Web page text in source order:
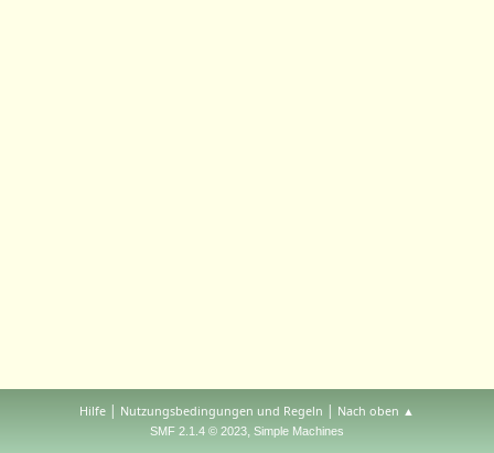
Hilfe | Nutzungsbedingungen und Regeln | Nach oben ▲
SMF 2.1.4 © 2023, Simple Machines